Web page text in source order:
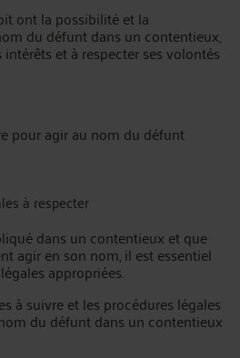
ont la possibilité et la
du défunt dans un contentieux,
et à respecter ses volontés
pour agir au nom du défunt
à respecter
dans un contentieux et que
agir en son nom, il est essentiel
appropriées.
à suivre et les procédures légales
du défunt dans un contentieux